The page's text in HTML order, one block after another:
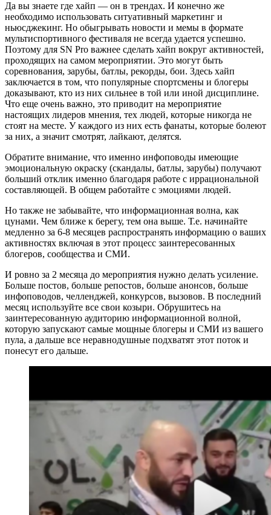
Да вы знаете где хайп — он в трендах. И конечно же
необходимо использовать ситуативный маркетинг и
ньюсджекинг. Но обыгрывать новости и мемы в формате
мультиспортивного фестиваля не всегда удается успешно.
Поэтому для SN Pro важнее сделать хайп вокруг активностей,
проходящих на самом мероприятии. Это могут быть
соревнования, зарубы, батлы, рекорды, бои. Здесь хайп
заключается в том, что популярные спортсмены и блогеры
доказывают, кто из них сильнее в той или иной дисциплине.
Что еще очень важно, это приводит на мероприятие
настоящих лидеров мнения, тех людей, которые никогда не
стоят на месте. У каждого из них есть фанаты, которые болеют
за них, а значит смотрят, лайкают, делятся.
Обратите внимание, что именно инфоповоды имеющие
эмоциональную окраску (скандалы, батлы, зарубы) получают
больший отклик именно благодаря работе с иррациональной
составляющей. В общем работайте с эмоциями людей.
Но также не забывайте, что информационная волна, как
цунами. Чем ближе к берегу, тем она выше. Т.е. начинайте
медленно за 6-8 месяцев распространять информацию о ваших
активностях включая в этот процесс заинтересованных
блогеров, сообщества и СМИ.
И ровно за 2 месяца до мероприятия нужно делать усиление.
Больше постов, больше репостов, больше анонсов, больше
инфоповодов, челленджей, конкурсов, вызовов. В последний
месяц используйте все свои козыри. Обрушитесь на
заинтересованную аудиторию информационной волной,
которую запускают самые мощные блогеры и СМИ из вашего
пула, а дальше все неравнодушные подхватят этот поток и
понесут его дальше.